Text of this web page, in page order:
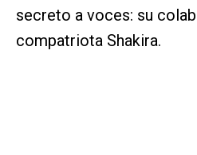
secreto a voces: su
compatriota Shakira.